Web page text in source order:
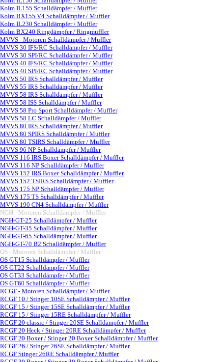
Kolm IL155 Schalldämpfer / Muffler
Kolm BX155 V4 Schalldämpfer / Muffler
Kolm IL230 Schalldämpfer / Muffler
Kolm BX240 Ringdämpfer / Ringmuffler
MVVS - Motoren Schalldämpfer / Muffler▼
MVVS 30 IFS/RC Schalldämpfer / Muffler
MVVS 30 SPI/RC Schalldämpfer / Muffler
MVVS 40 IFS/RC Schalldämpfer / Muffler
MVVS 40 SPI/RC Schalldämpfer / Muffler
MVVS 50 IRS Schalldämpfer / Muffler
MVVS 55 IRS Schalldämpfer / Muffler
MVVS 58 IRS Schalldämpfer / Muffler
MVVS 58 ISS Schalldämpfer / Muffler
MVVS 58 Pro Sport Schalldämpfer / Muffler
MVVS 58 LC Schalldämpfer / Muffler
MVVS 80 IRS Schalldämpfer / Muffler
MVVS 80 SPIRS Schalldämpfer / Muffler
MVVS 80 TSIRS Schalldämpfer / Muffler
MVVS 96 NP Schalldämpfer / Muffler
MVVS 116 IRS Boxer Schalldämpfer / Muffler
MVVS 116 NP Schalldämpfer / Muffler
MVVS 152 IRS Boxer Schalldämpfer / Muffler
MVVS 152 TSIRS Schalldämpfer / Muffler
MVVS 175 NP Schalldämpfer / Muffler
MVVS 175 TS Schalldämpfer / Muffler
MVVS 190 CN4 Schalldämpfer / Muffler
NGH - Motoren Schalldämpfer / Muffler
NGH-GT-25 Schalldämpfer / Muffler
NGH-GT-35 Schalldämpfer / Muffler
NGH-GT-65 Schalldämpfer / Muffler
NGH-GT-70 B2 Schalldämpfer / Muffler
OS - Motoren Schalldämpfer / Muffler
OS GT15 Schalldämpfer / Muffler
OS GT22 Schalldämpfer / Muffler
OS GT33 Schalldämpfer / Muffler
OS GT60 Schalldämpfer / Muffler
RCGF - Motoren Schalldämpfer / Muffler▼
RCGF 10 / Stinger 10SE Schalldämpfer / Muffler
RCGF 15 / Stinger 15SE Schalldämpfer / Muffler
RCGF 15 / Stinger 15RE Schalldämpfer / Muffler
RCGF 20 classic / Stinger 20SE Schalldämpfer / Muffler
RCGF 20 Heck / Stinger 20RE Schalldämpfer / Muffler
RCGF 20 Boxer / Stinger 20 Boxer Schalldämpfer / Muffler
RCGF 26 / Stinger 26SE Schalldämpfer / Muffler
RCGF Stinger 26RE Schalldämpfer / Muffler